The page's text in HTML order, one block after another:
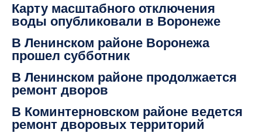
Карту масштабного отключения
воды опубликовали в Воронеже
В Ленинском районе Воронежа
прошел субботник
В Ленинском районе продолжается
ремонт дворов
В Коминтерновском районе ведется
ремонт дворовых территорий